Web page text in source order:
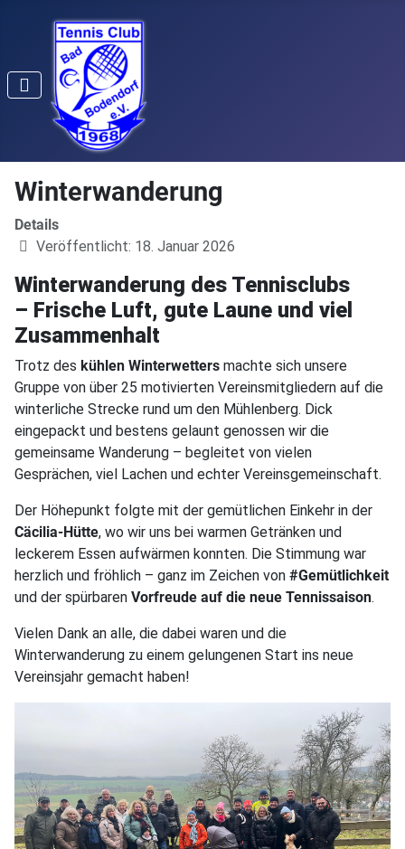
Winterwanderung
Details
Veröffentlicht: 18. Januar 2026
Winterwanderung des Tennisclubs
– Frische Luft, gute Laune und viel
Zusammenhalt
Trotz des kühlen Winterwetters machte sich unsere
Gruppe von über 25 motivierten Vereinsmitgliedern auf die
winterliche Strecke rund um den Mühlenberg. Dick
eingepackt und bestens gelaunt genossen wir die
gemeinsame Wanderung – begleitet von vielen
Gesprächen, viel Lachen und echter Vereinsgemeinschaft.
Der Höhepunkt folgte mit der gemütlichen Einkehr in der
Cäcilia-Hütte, wo wir uns bei warmen Getränken und
leckerem Essen aufwärmen konnten. Die Stimmung war
herzlich und fröhlich – ganz im Zeichen von #Gemütlichkeit
und der spürbaren Vorfreude auf die neue Tennissaison.
Vielen Dank an alle, die dabei waren und die
Winterwanderung zu einem gelungenen Start ins neue
Vereinsjahr gemacht haben!